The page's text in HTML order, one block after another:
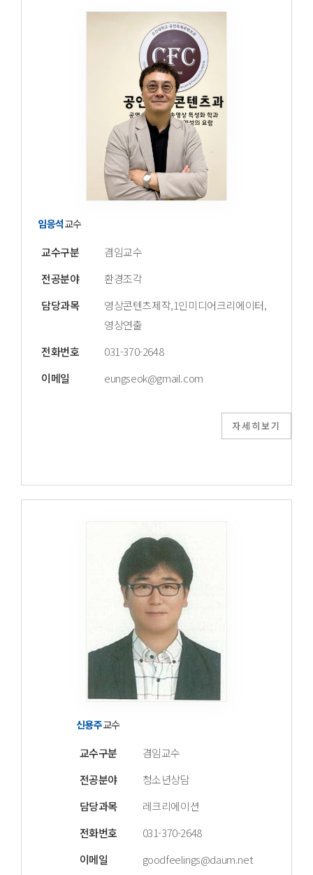
임응석교수
교수구분
겸임교수
전공분야
환경조각
담당과목
영상콘텐츠제작,1인미디어크리에이터,
영상연출
전화번호
031-370-2648
이메일
eungseok@gmail.com
자세히보기
신용주교수
교수구분
겸임교수
전공분야
청소년상담
담당과목
레크리에이션
전화번호
031-370-2648
이메일
goodfeelings@daum.net